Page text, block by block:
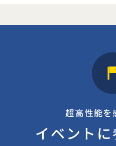
超高性能を
イベント